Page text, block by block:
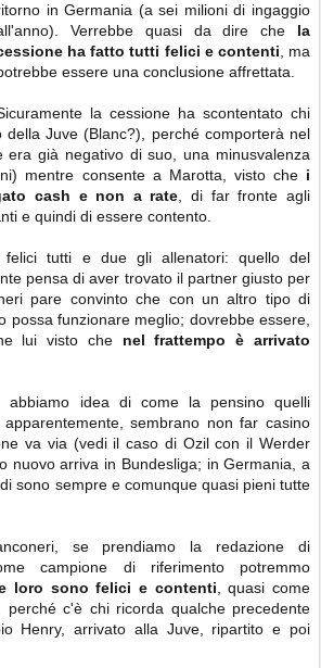
in Germania (a sei milioni di ingaggio
Verrebbe quasi da dire che la
ha fatto tutti felici e contenti , ma
essere una conclusione affrettata.
la cessione ha scontentato chi
della Juve (Blanc?), perché comporterà nel
era già negativo di suo, una minusvalenza
mentre consente a Marotta, visto che i
cash e non a rate , di far fronte agli
e quindi di essere contento.
tutti e due gli allenatori: quello del
pensa di aver trovato il partner giusto per
pare convinto che con un altro tipo di
possa funzionare meglio; dovrebbe essere,
lui visto che nel frattempo è arrivato
abbiamo idea di come la pensino quelli
sembrano non far casino
va via (vedi il caso di Ozil con il Werder
nuovo arriva in Bundesliga; in Germania, a
sono sempre e comunque quasi pieni tutte
se prendiamo la redazione di
campione di riferimento potremmo
loro sono felici e contenti , quasi come
perché c'è chi ricorda qualche precedente
Henry, arrivato alla Juve, ripartito e poi